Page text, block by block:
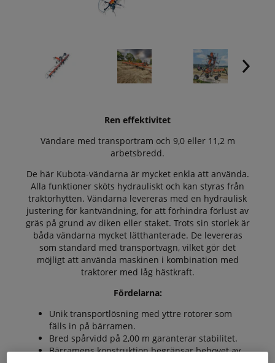
Ren effektivitet
Vändare med transportram och 9,0 eller 11,2 m
arbetsbredd.
De här Kubota-vändarna är mycket enkla att använda.
Alla funktioner sköts hydrauliskt och kan styras från
traktorhytten. Vändarna levereras med en hydraulisk
justering för kantvändning, för att förhindra förlust av
gräs på grund av diken eller staket. Trots sin storlek är
båda vändarna mycket lätthanterade. De levereras
som standard med transportvagn, vilket gör det
möjligt att använda maskinen i kombination med
traktorer med låg hästkraft.
Fördelarna:
Unik transportlösning med yttre rotorer som
fälls in på bärramen.
Bred spårvidd på 2,00 m garanterar stabilitet.
Bärramens konstruktion begränsar behovet av